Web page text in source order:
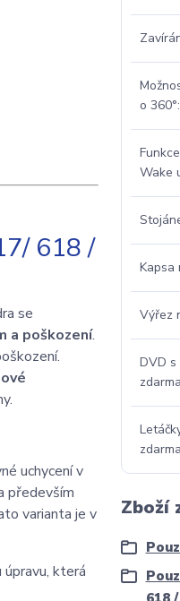
618 /
se
a poškození.
uchycení v
především
varianta je v
která
o 360°
Wake
Kapsa
Výřez
DVD s
zdarma
zdarma
Zboží